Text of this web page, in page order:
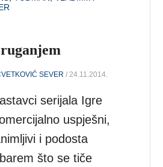
SEVER / 24.11.2014.
serijala Igre
uspješni,
i podosta
što se tiče